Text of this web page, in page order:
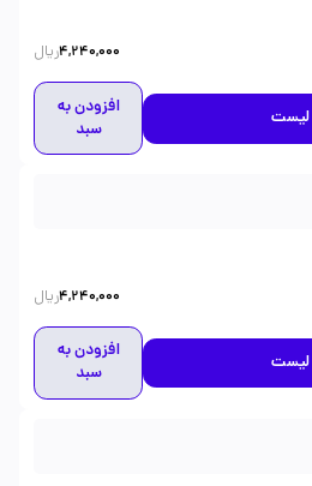
4,240,000ریال
افزودن به
سبد
4,240,000ریال
افزودن به
سبد